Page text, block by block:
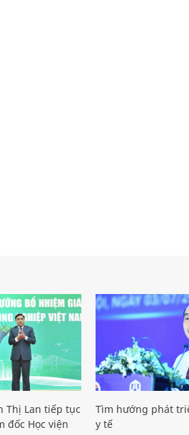
Thị Lan tiếp tục
đốc Học viện
Tìm hướng phát
y tế